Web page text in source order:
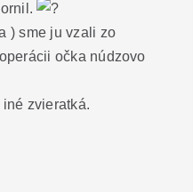
) sme ju vzali zo
očka núdzovo
zvieratká.